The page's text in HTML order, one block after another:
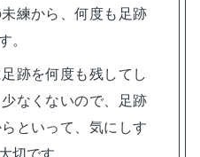
練から、何度も足跡
。
跡を何度も残してし
なくないので、足跡
といって、気にしす
切です。